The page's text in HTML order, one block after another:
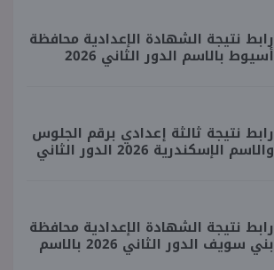
رابط نتيجة الشهادة الإعدادية محافظة
أسيوط بالاسم الدور الثاني 2026
رابط نتيجة ثالثة إعدادي برقم الجلوس
والاسم الإسكندرية 2026 الدور الثاني
رابط نتيجة الشهادة الإعدادية محافظة
بني سويف الدور الثاني 2026 بالاسم